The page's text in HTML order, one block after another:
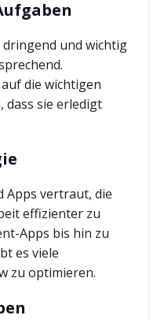
und wichtig
die wichtigen
dass sie erledigt
Apps vertraut, die
effizienter zu
Apps bis hin zu
es viele
zu optimieren.